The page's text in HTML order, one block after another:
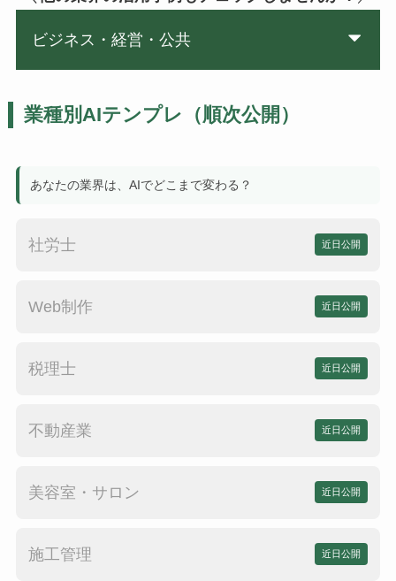
ビジネス・経営・公共
業種別AIテンプレ（順次公開）
あなたの業界は、AIでどこまで変わる？
社労士 近日公開
Web制作 近日公開
税理士 近日公開
不動産業 近日公開
美容室・サロン 近日公開
施工管理 近日公開